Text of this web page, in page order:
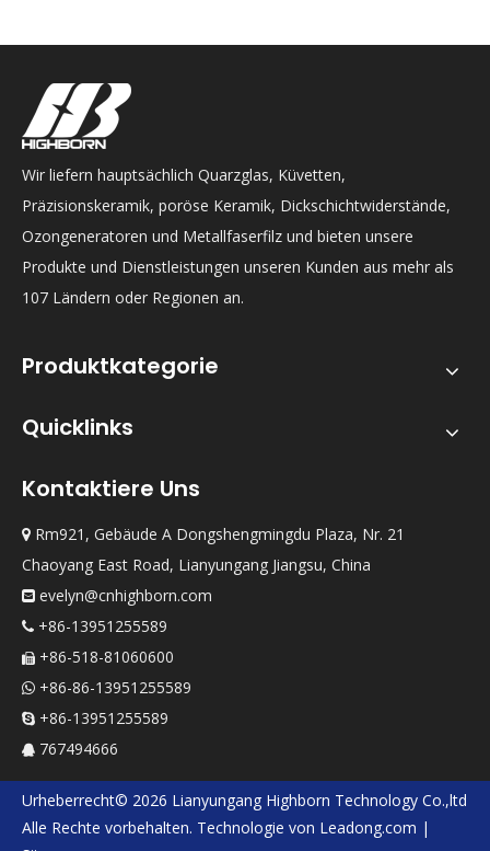
Wir liefern hauptsächlich Quarzglas, Küvetten,
Präzisionskeramik, poröse Keramik, Dickschichtwiderstände,
Ozongeneratoren und Metallfaserfilz und bieten unsere
Produkte und Dienstleistungen unseren Kunden aus mehr als
107 Ländern oder Regionen an.
Produktkategorie
Quicklinks
Kontaktiere Uns
 Rm921, Gebäude A Dongshengmingdu Plaza, Nr. 21
Chaoyang East Road, Lianyungang Jiangsu, China
 evelyn@cnhighborn.com
 +86-13951255589
 +86-518-81060600
 +86-86-13951255589
 +86-13951255589
 767494666
Urheberrecht© 2026 Lianyungang Highborn Technology Co.,ltd
Alle Rechte vorbehalten. Technologie von Leadong.com |